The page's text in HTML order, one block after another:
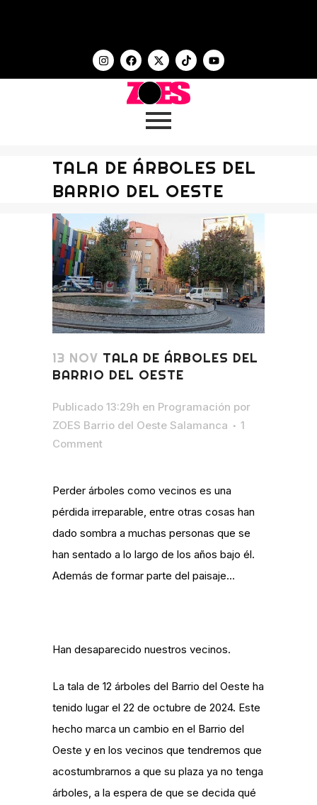
TALA DE ÁRBOLES DEL
BARRIO DEL OESTE
13 NOV TALA DE ÁRBOLES DEL
BARRIO DEL OESTE
Publicado 13:29h en Programación por
ZOES Barrio del Oeste Salamanca
1
Comment
Perder árboles como vecinos es una
pérdida irreparable, entre otras cosas han
dado sombra a muchas personas que se
han sentado a lo largo de los años bajo él.
Además de formar parte del paisaje…
Han desaparecido nuestros vecinos.
La tala de 12 árboles del Barrio del Oeste ha
tenido lugar el 22 de octubre de 2024. Este
hecho marca un cambio en el Barrio del
Oeste y en los vecinos que tendremos que
acostumbrarnos a que su plaza ya no tenga
árboles, a la espera de que se decida qué